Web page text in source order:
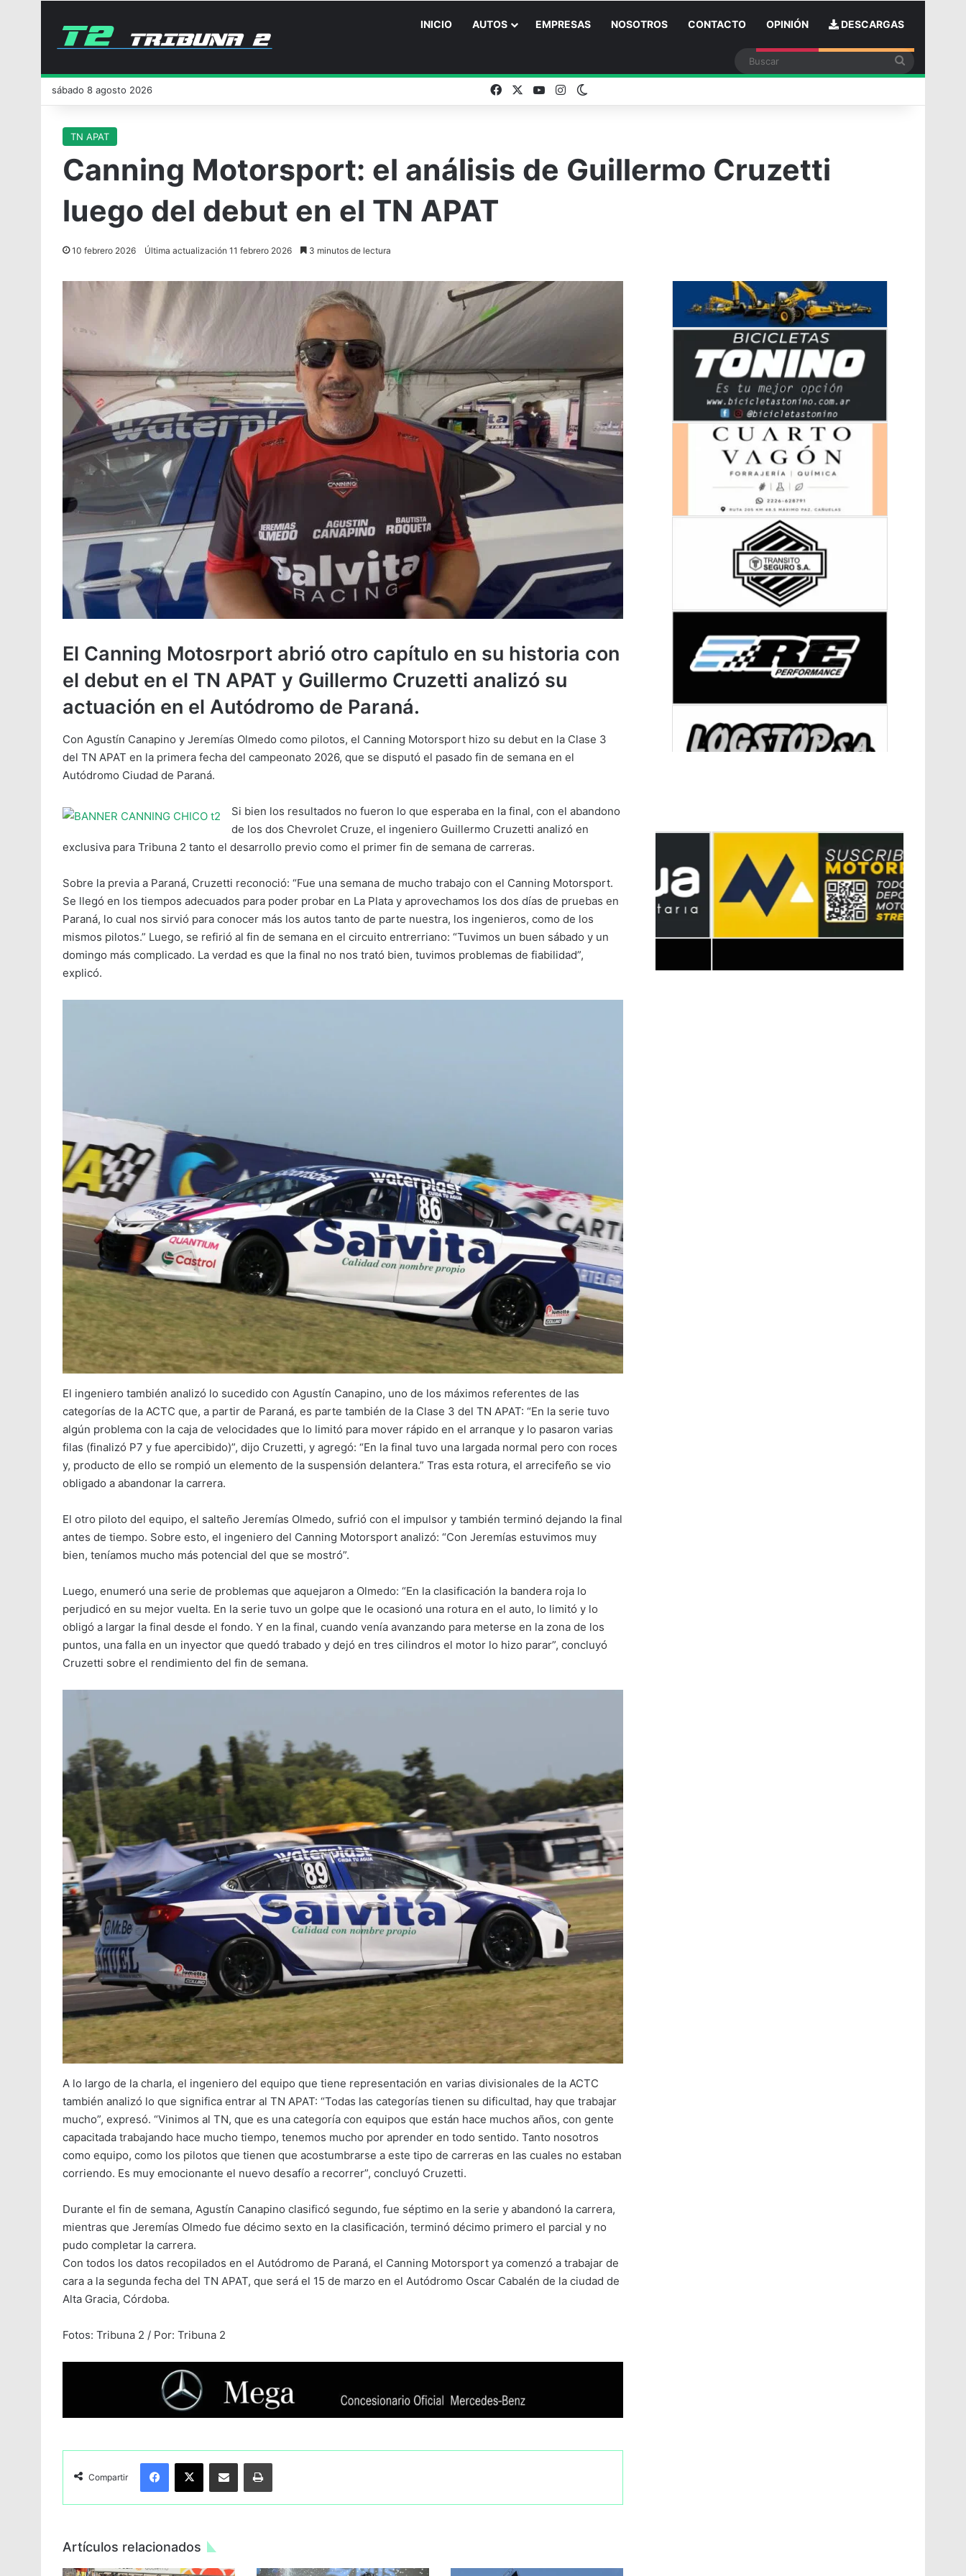
INICIO AUTOS EMPRESAS NOSOTROS CONTACTO OPINIÓN DESCARGAS
sábado 8 agosto 2026 FacebookYouTubeInstagramSwitch skin
TN APAT
Canning Motorsport: el análisis de Guillermo Cruzetti
luego del debut en el TN APAT
10 febrero 2026 Última actualización 11 febrero 2026 3 minutos de lectura
El Canning Motosrport abrió otro capítulo en su historia con
el debut en el TN APAT y Guillermo Cruzetti analizó su
actuación en el Autódromo de Paraná.
Con Agustín Canapino y Jeremías Olmedo como pilotos, el Canning Motorsport hizo su debut en la Clase 3
del TN APAT en la primera fecha del campeonato 2026, que se disputó el pasado fin de semana en el
Autódromo Ciudad de Paraná.
Si bien los resultados no fueron lo que esperaba en la final, con el abandono
de los dos Chevrolet Cruze, el ingeniero Guillermo Cruzetti analizó en
exclusiva para Tribuna 2 tanto el desarrollo previo como el primer fin de semana de carreras.
Sobre la previa a Paraná, Cruzetti reconoció: “Fue una semana de mucho trabajo con el Canning Motorsport.
Se llegó en los tiempos adecuados para poder probar en La Plata y aprovechamos los dos días de pruebas en
Paraná, lo cual nos sirvió para conocer más los autos tanto de parte nuestra, los ingenieros, como de los
mismos pilotos.” Luego, se refirió al fin de semana en el circuito entrerriano: “Tuvimos un buen sábado y un
domingo más complicado. La verdad es que la final no nos trató bien, tuvimos problemas de fiabilidad”,
explicó.
El ingeniero también analizó lo sucedido con Agustín Canapino, uno de los máximos referentes de las
categorías de la ACTC que, a partir de Paraná, es parte también de la Clase 3 del TN APAT: “En la serie tuvo
algún problema con la caja de velocidades que lo limitó para mover rápido en el arranque y lo pasaron varias
filas (finalizó P7 y fue apercibido)”, dijo Cruzetti, y agregó: “En la final tuvo una largada normal pero con roces
y, producto de ello se rompió un elemento de la suspensión delantera.” Tras esta rotura, el arrecifeño se vio
obligado a abandonar la carrera.
El otro piloto del equipo, el salteño Jeremías Olmedo, sufrió con el impulsor y también terminó dejando la final
antes de tiempo. Sobre esto, el ingeniero del Canning Motorsport analizó: “Con Jeremías estuvimos muy
bien, teníamos mucho más potencial del que se mostró”.
Luego, enumeró una serie de problemas que aquejaron a Olmedo: “En la clasificación la bandera roja lo
perjudicó en su mejor vuelta. En la serie tuvo un golpe que le ocasionó una rotura en el auto, lo limitó y lo
obligó a largar la final desde el fondo. Y en la final, cuando venía avanzando para meterse en la zona de los
puntos, una falla en un inyector que quedó trabado y dejó en tres cilindros el motor lo hizo parar”, concluyó
Cruzetti sobre el rendimiento del fin de semana.
A lo largo de la charla, el ingeniero del equipo que tiene representación en varias divisionales de la ACTC
también analizó lo que significa entrar al TN APAT: “Todas las categorías tienen su dificultad, hay que trabajar
mucho”, expresó. “Vinimos al TN, que es una categoría con equipos que están hace muchos años, con gente
capacitada trabajando hace mucho tiempo, tenemos mucho por aprender en todo sentido. Tanto nosotros
como equipo, como los pilotos que tienen que acostumbrarse a este tipo de carreras en las cuales no estaban
corriendo. Es muy emocionante el nuevo desafío a recorrer”, concluyó Cruzetti.
Durante el fin de semana, Agustín Canapino clasificó segundo, fue séptimo en la serie y abandonó la carrera,
mientras que Jeremías Olmedo fue décimo sexto en la clasificación, terminó décimo primero el parcial y no
pudo completar la carrera.
Con todos los datos recopilados en el Autódromo de Paraná, el Canning Motorsport ya comenzó a trabajar de
cara a la segunda fecha del TN APAT, que será el 15 de marzo en el Autódromo Oscar Cabalén de la ciudad de
Alta Gracia, Córdoba.
Fotos: Tribuna 2 / Por: Tribuna 2
Compartir
Facebook
X Compartir por Email Imprimir
Artículos relacionados